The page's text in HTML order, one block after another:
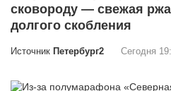
сковороду — свежая
долгого скобления
Источник Петербург2 Сегодня